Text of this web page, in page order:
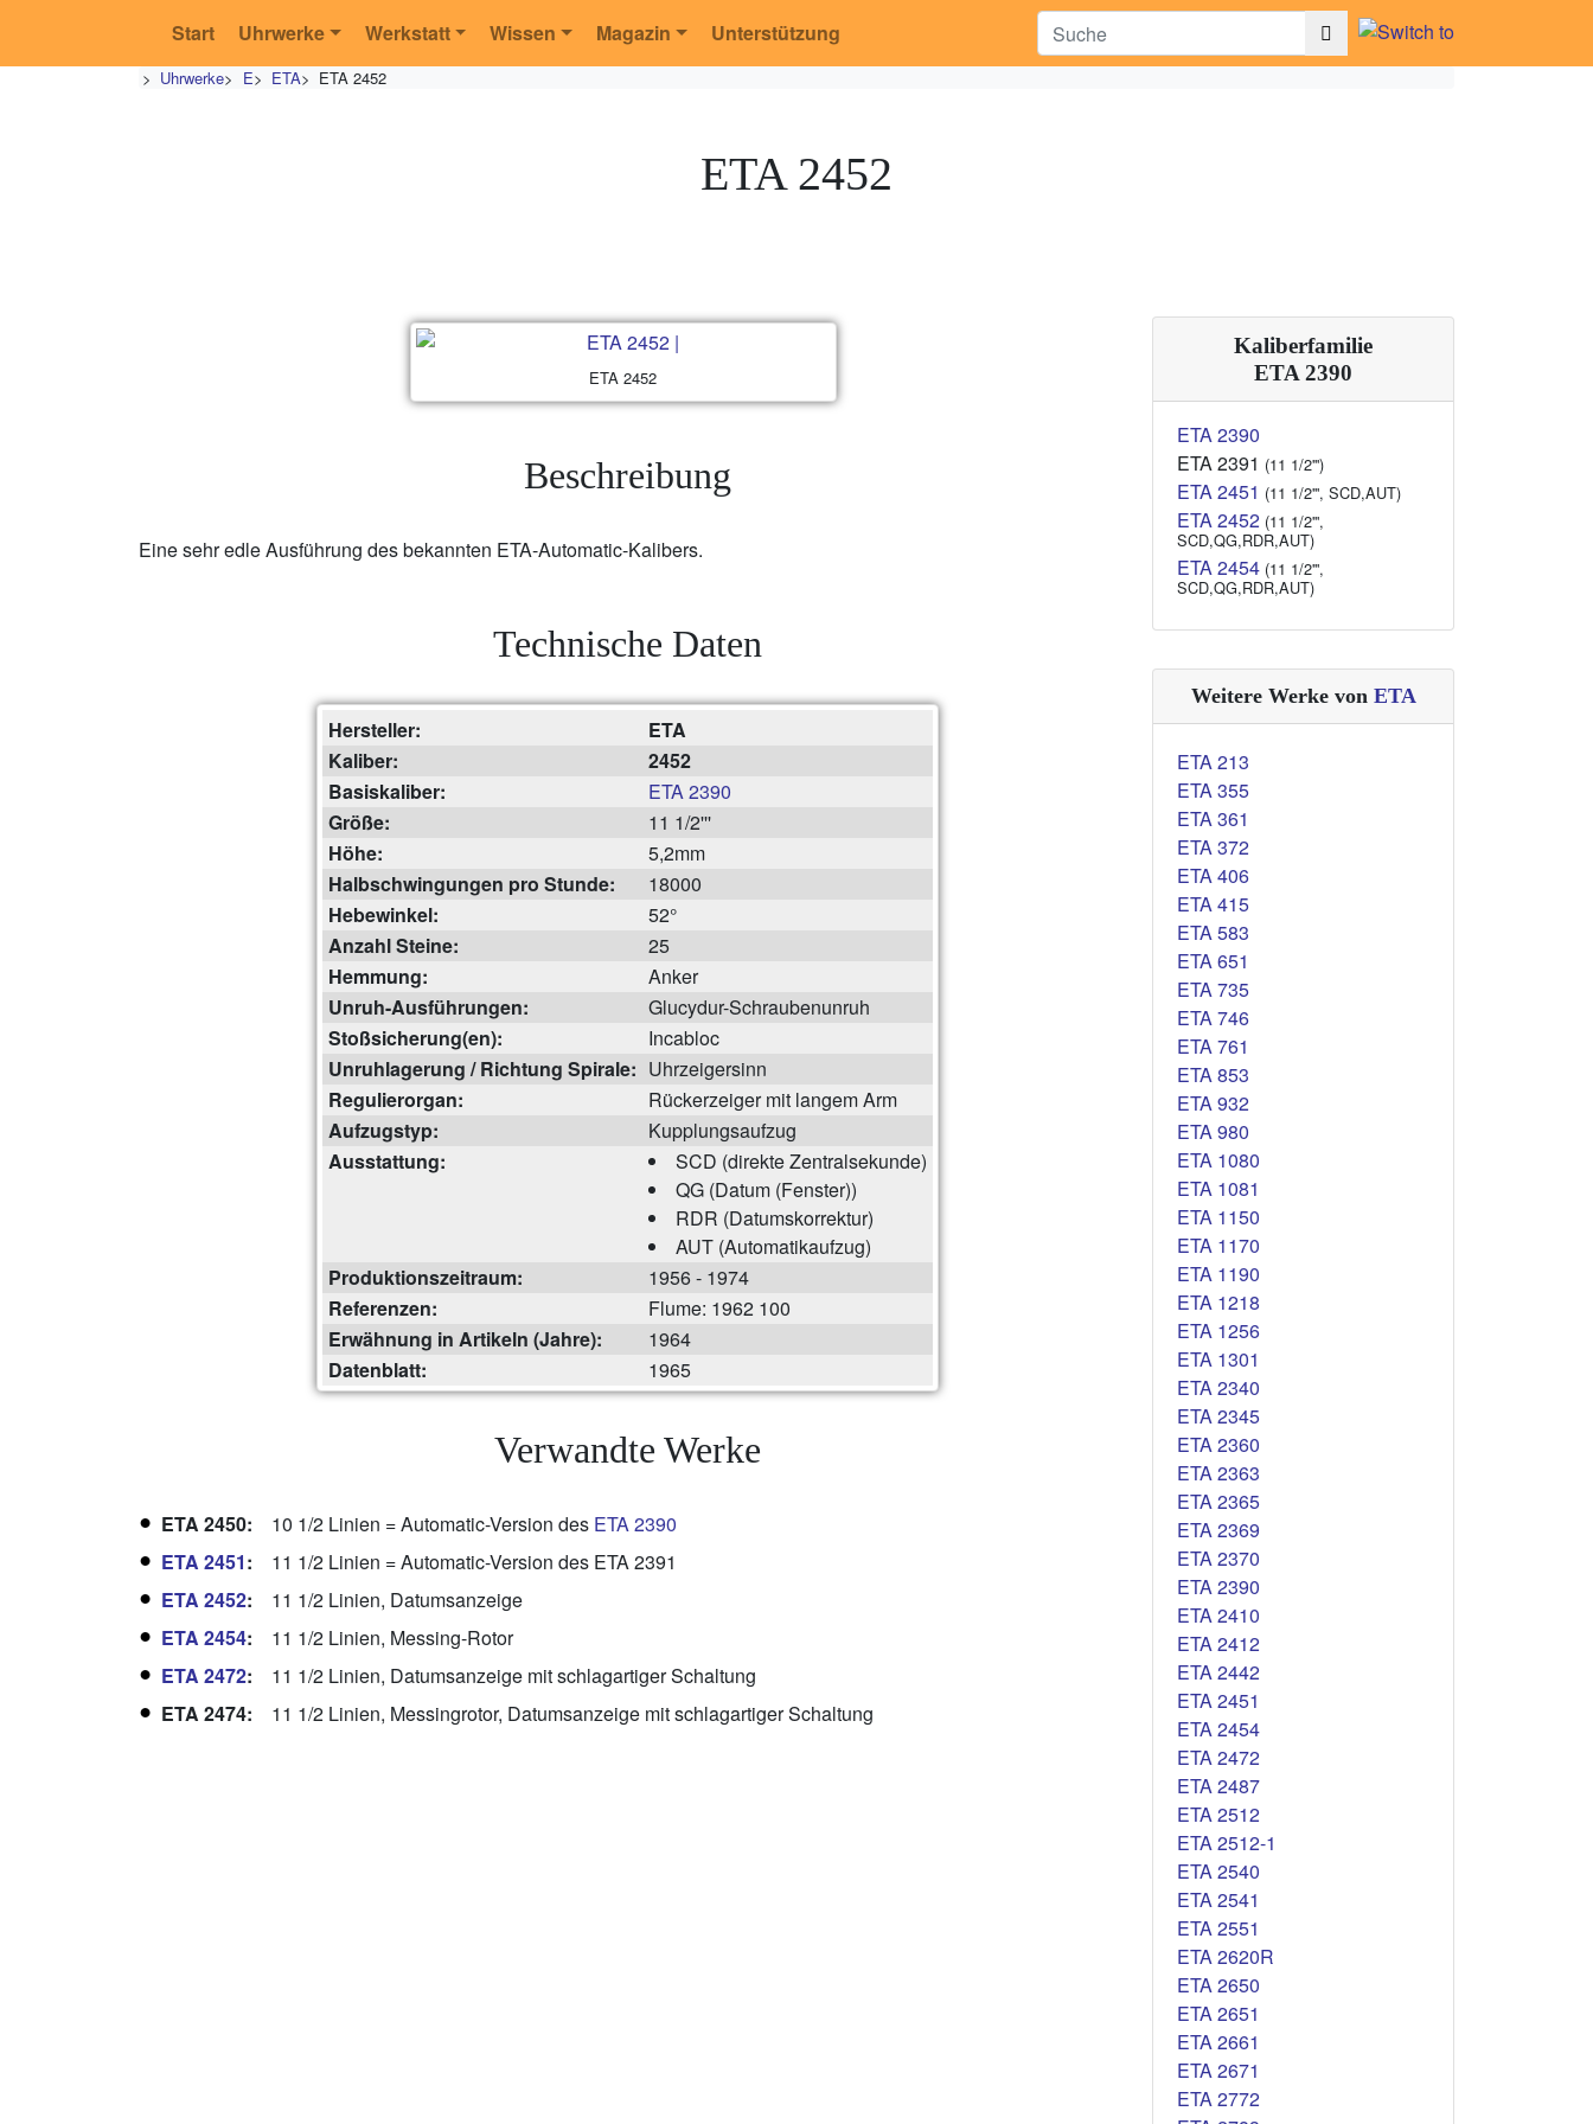
Start Uhrwerke Werkstatt Wissen Magazin Unterstützung
> Uhrwerke> E> ETA> ETA 2452
ETA 2452
ETA 2452
Beschreibung
Eine sehr edle Ausführung des bekannten ETA-Automatic-Kalibers.
Technische Daten
Hersteller:
ETA
Kaliber:
2452
Basiskaliber:
ETA 2390
Größe:
11 1/2'''
Höhe:
5,2mm
Halbschwingungen pro Stunde:
18000
Hebewinkel:
52°
Anzahl Steine:
25
Hemmung:
Anker
Unruh-Ausführungen:
Glucydur-Schraubenunruh
Stoßsicherung(en):
Incabloc
Unruhlagerung / Richtung Spirale: Uhrzeigersinn
Regulierorgan:
Rückerzeiger mit langem Arm
Aufzugstyp:
Kupplungsaufzug
Ausstattung:
SCD (direkte Zentralsekunde)
QG (Datum (Fenster))
RDR (Datumskorrektur)
AUT (Automatikaufzug)
Produktionszeitraum:
1956 - 1974
Referenzen:
Flume: 1962 100
Erwähnung in Artikeln (Jahre):
1964
Datenblatt:
1965
Verwandte Werke
ETA 2450: 10 1/2 Linien = Automatic-Version des ETA 2390
ETA 2451:
11 1/2 Linien = Automatic-Version des ETA 2391
ETA 2452:
11 1/2 Linien, Datumsanzeige
ETA 2454:
11 1/2 Linien, Messing-Rotor
ETA 2472:
11 1/2 Linien, Datumsanzeige mit schlagartiger Schaltung
ETA 2474:
11 1/2 Linien, Messingrotor, Datumsanzeige mit schlagartiger Schaltung
Kaliberfamilie
ETA 2390
ETA 2390
ETA 2391 (11 1/2''')
ETA 2451 (11 1/2''', SCD,AUT)
ETA 2452 (11 1/2''',
SCD,QG,RDR,AUT)
ETA 2454 (11 1/2''',
SCD,QG,RDR,AUT)
Weitere Werke von ETA
ETA 213
ETA 355
ETA 361
ETA 372
ETA 406
ETA 415
ETA 583
ETA 651
ETA 735
ETA 746
ETA 761
ETA 853
ETA 932
ETA 980
ETA 1080
ETA 1081
ETA 1150
ETA 1170
ETA 1190
ETA 1218
ETA 1256
ETA 1301
ETA 2340
ETA 2345
ETA 2360
ETA 2363
ETA 2365
ETA 2369
ETA 2370
ETA 2390
ETA 2410
ETA 2412
ETA 2442
ETA 2451
ETA 2454
ETA 2472
ETA 2487
ETA 2512
ETA 2512-1
ETA 2540
ETA 2541
ETA 2551
ETA 2620R
ETA 2650
ETA 2651
ETA 2661
ETA 2671
ETA 2772